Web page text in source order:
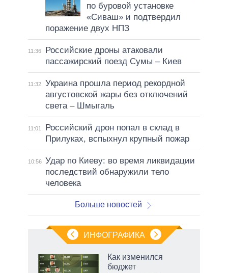
по буровой установке
«Сиваш» и подтвердил
поражение двух НПЗ
11:36
Российские дроны атаковали
пассажирский поезд Сумы – Киев
11:32
Украина прошла период рекордной
августовской жары без отключений
света – Шмыгаль
11:01
Российский дрон попал в склад в
Прилуках, вспыхнул крупный пожар
10:56 Удар по Киеву: во время ликвидации
последствий обнаружили тело
человека
Больше новостей
ИНФОГРАФИКА
Как изменился
бюджет